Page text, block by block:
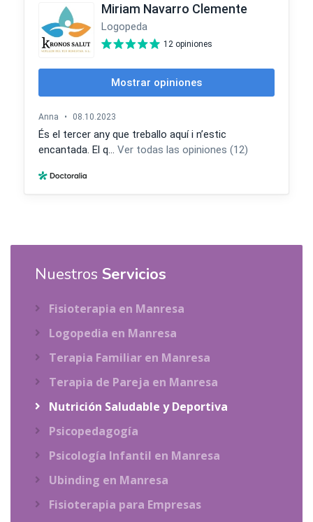
Nuestros Servicios
Fisioterapia en Manresa
Logopedia en Manresa
Terapia Familiar en Manresa
Terapia de Pareja en Manresa
Nutrición Saludable y Deportiva
Psicopedagogía
Psicología Infantil en Manresa
Ubinding en Manresa
Fisioterapia para Empresas